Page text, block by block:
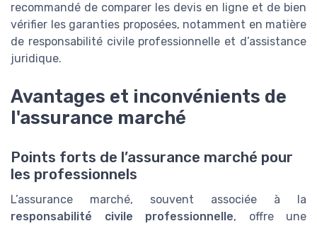
recommandé de comparer les devis en ligne et de bien
vérifier les garanties proposées, notamment en matière
de responsabilité civile professionnelle et d’assistance
juridique.
Avantages et inconvénients de
l'assurance marché
Points forts de l’assurance marché pour
les professionnels
L’assurance marché, souvent associée à la
responsabilité civile professionnelle, offre une